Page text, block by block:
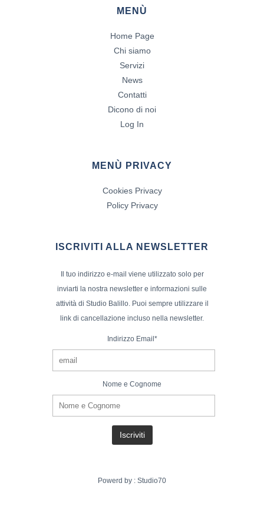
MENÙ
Home Page
Chi siamo
Servizi
News
Contatti
Dicono di noi
Log In
MENÙ PRIVACY
Cookies Privacy
Policy Privacy
ISCRIVITI ALLA NEWSLETTER
Il tuo indirizzo e-mail viene utilizzato solo per
inviarti la nostra newsletter e informazioni sulle
attività di Studio Balillo. Puoi sempre utilizzare il
link di cancellazione incluso nella newsletter.
Indirizzo Email*
Nome e Cognome
Powerd by : Studio70